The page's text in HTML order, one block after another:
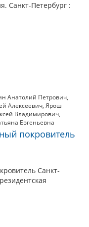
Санкт-Петербург :
Анатолий Петрович,
Алексеевич, Ярош
Владимирович,
Евгеньевна
покровитель
Санкт-